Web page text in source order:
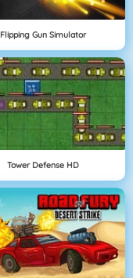
Flipping Gun Simulator
Tower Defense HD